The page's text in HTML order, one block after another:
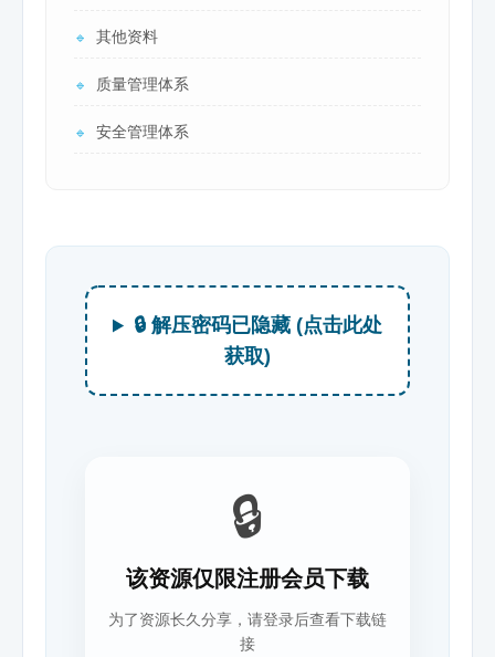
🔹 其他资料
🔹 质量管理体系
🔹 安全管理体系
🔒 解压密码已隐藏 (点击此处
获取)
🔒
该资源仅限注册会员下载
为了资源长久分享，请登录后查看下载链
接